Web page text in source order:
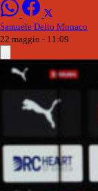
Samuele Dello Monaco
22 maggio - 11:09